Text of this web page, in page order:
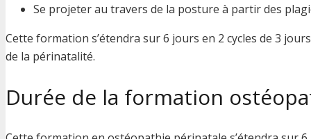
Se projeter au travers de la posture à partir des
Cette formation s’étendra sur 6 jours en 2 cycles de 3
de la périnatalité.
Durée de la formation